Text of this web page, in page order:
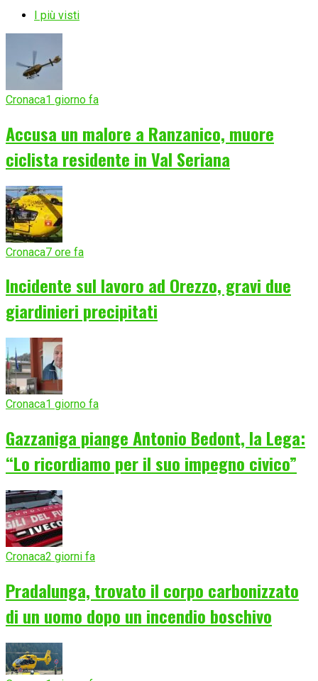
I più visti
Cronaca1 giorno fa
Accusa un malore a Ranzanico, muore
ciclista residente in Val Seriana
Cronaca7 ore fa
Incidente sul lavoro ad Orezzo, gravi due
giardinieri precipitati
Cronaca1 giorno fa
Gazzaniga piange Antonio Bedont, la Lega:
“Lo ricordiamo per il suo impegno civico”
Cronaca2 giorni fa
Pradalunga, trovato il corpo carbonizzato
di un uomo dopo un incendio boschivo